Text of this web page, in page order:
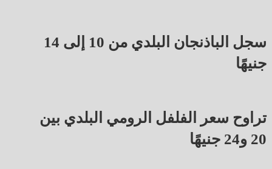
سجل الباذنجان البلدي من 10 إلى 14
جنيهًا
تراوح سعر الفلفل الرومي البلدي بين
20 و24 جنيهًا